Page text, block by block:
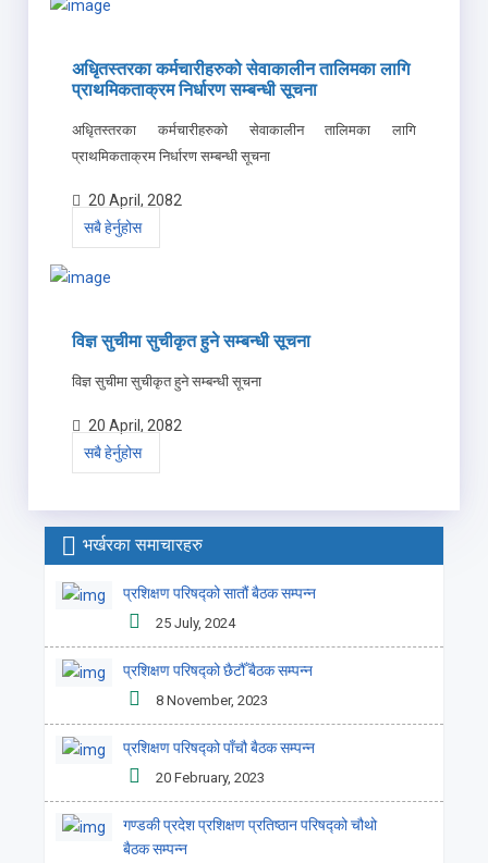
अधिृतस्तरका कर्मचारीहरुको सेवाकालीन तालिमका लागि
प्राथमिकताक्रम निर्धारण सम्बन्धी सूचना
अधिृतस्तरका कर्मचारीहरुको सेवाकालीन तालिमका लागि
प्राथमिकताक्रम निर्धारण सम्बन्धी सूचना
20 April, 2082
सबै हेर्नुहोस
विज्ञ सुचीमा सुचीकृत हुने सम्बन्धी सूचना
विज्ञ सुचीमा सुचीकृत हुने सम्बन्धी सूचना
20 April, 2082
सबै हेर्नुहोस
भर्खरका समाचारहरु
प्रशिक्षण परिषद्को सातौं बैठक सम्पन्न
25 July, 2024
प्रशिक्षण परिषद्को छैटौँ बैठक सम्पन्न
8 November, 2023
प्रशिक्षण परिषद्को पाँचौ बैठक सम्पन्न
20 February, 2023
गण्डकी प्रदेश प्रशिक्षण प्रतिष्ठान परिषद्को चौथो
बैठक सम्पन्न